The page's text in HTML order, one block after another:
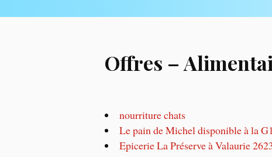
Offres –
nourriture chats
Le pain de Michel disponible à la
Epicerie La Préserve à Valaurie